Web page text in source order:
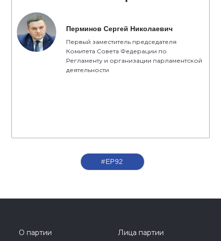
Перминов Сергей Николаевич
Первый заместитель председателя
Комитета Совета Федерации по
Регламенту и организации парламентской
деятельности
#ЕР92
О партии
Лица партии